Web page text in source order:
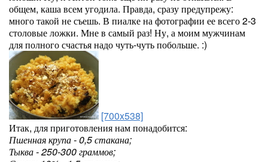
общем, каша всем угодила. Правда, сразу предупрежу:
много такой не съешь. В пиалке на фотографии ее всего 2-3
столовые ложки. Мне в самый раз! Ну, а моим мужчинам
для полного счастья надо чуть-чуть побольше. :)
[700x538]
Итак, для приготовления нам понадобится:
Пшенная крупа - 0,5 стакана;
Тыква - 250-300 граммов;